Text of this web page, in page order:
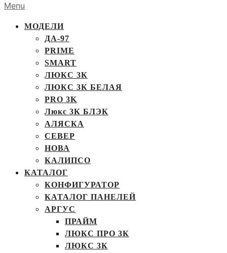
Menu
МОДЕЛИ
ДА-97
PRIME
SMART
ЛЮКС 3К
ЛЮКС 3К БЕЛАЯ
PRO 3K
Люкс 3К БЛЭК
АЛЯСКА
СЕВЕР
НОВА
КАЛИПСО
КАТАЛОГ
КОНФИГУРАТОР
КАТАЛОГ ПАНЕЛЕЙ
АРГУС
ПРАЙМ
ЛЮКС ПРО 3К
ЛЮКС 3К